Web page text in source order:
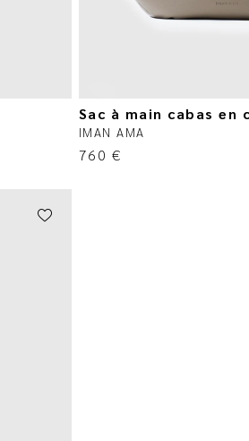
Sac à main cabas en
IMAN AMA
760 €